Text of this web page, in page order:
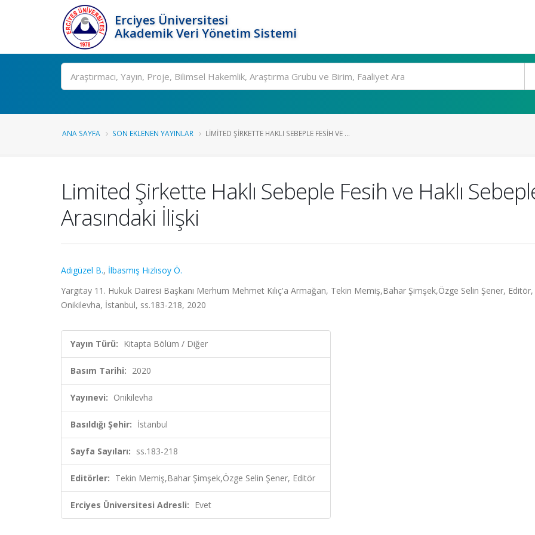
Erciyes Üniversitesi
Akademik Veri Yönetim Sistemi
Ara
ANA SAYFA SON EKLENEN YAYINLAR LIMITED ŞIRKETTE HAKLI SEBEPLE FESIH VE ...
Limited Şirkette Haklı Sebeple Fesih ve Haklı
Arasındaki İlişki
Adıgüzel B., İlbasmış Hızlısoy Ö.
Yargıtay 11. Hukuk Dairesi Başkanı Merhum Mehmet Kılıç'a Armağan, Tekin Memiş,Bahar Şimşek,Özge Selin Şener, Editör,
Onikilevha, İstanbul, ss.183-218, 2020
Yayın Türü: Kitapta Bölüm / Diğer
Basım Tarihi: 2020
Yayınevi: Onikilevha
Basıldığı Şehir: İstanbul
Sayfa Sayıları: ss.183-218
Editörler: Tekin Memiş,Bahar Şimşek,Özge Selin Şener, Editör
Erciyes Üniversitesi Adresli: Evet